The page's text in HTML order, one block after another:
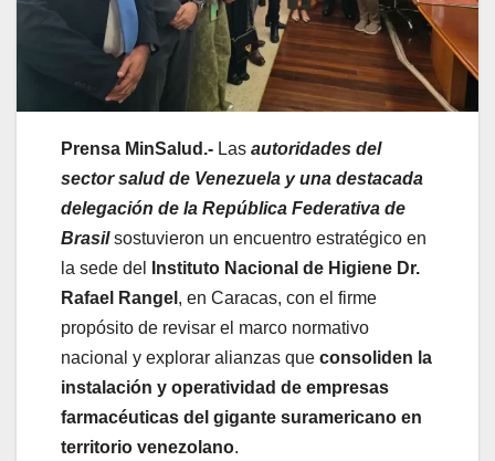
Prensa MinSalud.- Las autoridades del
sector salud de Venezuela y una destacada
delegación de la República Federativa de
Brasilsostuvieron un encuentro estratégico en
la sede del
Instituto Nacional de Higiene Dr.
Rafael Rangel , en Caracas, con el firme
propósito de revisar el marco normativo
nacional y explorar alianzas que consoliden la
instalación y operatividad de empresas
farmacéuticas del gigante suramericano en
territorio venezolano.